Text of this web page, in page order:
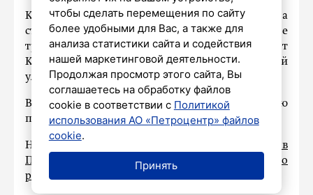
Кроме того, с 4 февраля по 5 марта из-за
строительства теплосети ограничат движение
транспорта по улице Профессора Попова от
Каменноостровского проспекта до Уфимской
улицы.
Водителей просят учитывать эту информацию
при планировании маршрутов следования.
Напомним, ранее мы писали о том, что
в
Петербурге изменили схему движения по
развязке КАД и Кронштадтского шоссе.
чтобы сделать перемещения по сайту
более удобными для Вас, а также для
анализа статистики сайта и содействия
нашей маркетинговой деятельности.
Продолжая просмотр этого сайта, Вы
соглашаетесь на обработку файлов
cookie в соответствии с Политикой
использования АО «Петроцентр» файлов
cookie.
Принять